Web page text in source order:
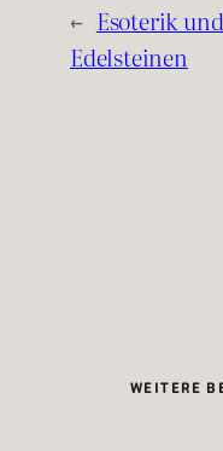
← Esoterik
Edelsteinen
WEITERE